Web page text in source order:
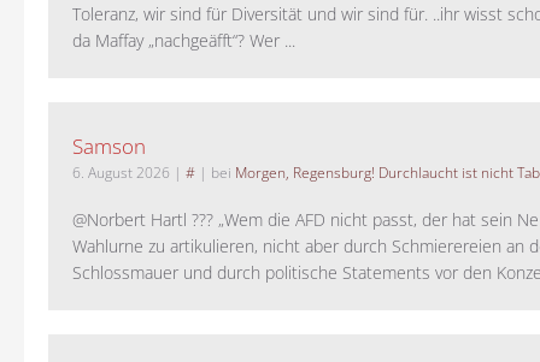
Toleranz, wir sind für Diversität und wir sind für. ..ihr wisst
da Maffay „nachgeäfft“? Wer ...
Samson
6. August 2026 | # | bei Morgen, Regensburg! Durchlaucht ist nicht
@Norbert Hartl ??? „Wem die AFD nicht passt, der hat sein
Wahlurne zu artikulieren, nicht aber durch Schmierereien an
Schlossmauer und durch politische Statements vor den